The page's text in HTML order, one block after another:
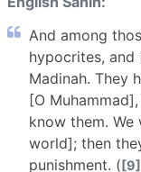
And among
hypocrites,
Madinah. They
[O
know them.
world]; then
punishment. (